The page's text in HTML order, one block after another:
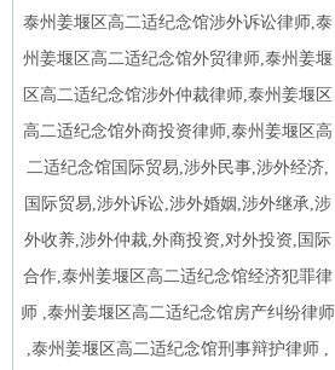
泰州姜堰区高二适纪念馆涉外诉讼律师,泰
州姜堰区高二适纪念馆外贸律师,泰州姜堰
区高二适纪念馆涉外仲裁律师,泰州姜堰区
高二适纪念馆外商投资律师,泰州姜堰区高
二适纪念馆国际贸易,涉外民事,涉外经济,
国际贸易,涉外诉讼,涉外婚姻,涉外继承,涉
外收养,涉外仲裁,外商投资,对外投资,国际
合作,泰州姜堰区高二适纪念馆经济犯罪律
师 ,泰州姜堰区高二适纪念馆房产纠纷律师
,泰州姜堰区高二适纪念馆刑事辩护律师 ,